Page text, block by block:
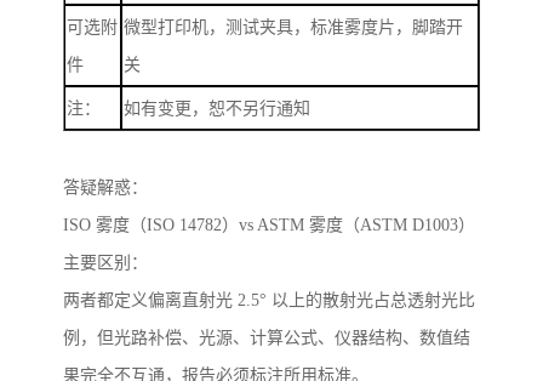
可选附
件
微型打印机，测试夹具，标准雾度片，脚踏开
关
注： 如有变更，恕不另行通知
答疑解惑：
ISO 雾度（ISO 14782） vs ASTM 雾度（ASTM D1003）
主要 区别 ：
两者都定义偏离直射光 2.5° 以上的散射光占总透射光比
例，但光路补偿、光源、计算公式、仪器结构、数值结
果完全不互通，报告必须标注所用标准。